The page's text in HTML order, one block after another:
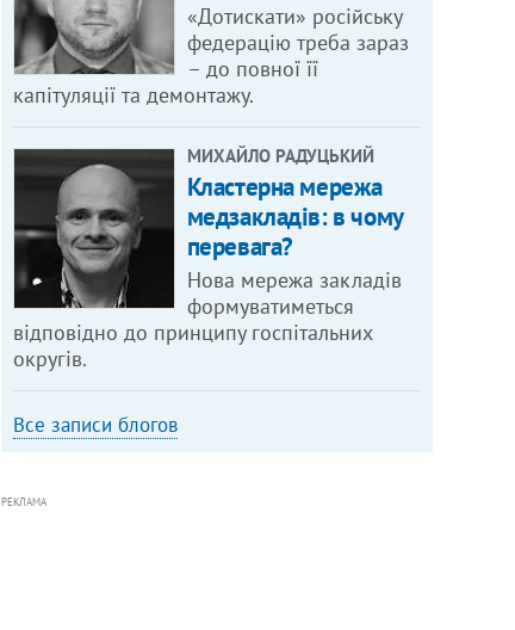
«Дотискати» російську
федерацію треба зараз
– до повної її
капітуляції та демонтажу.
МИХАЙЛО РАДУЦЬКИЙ
Кластерна мережа
медзакладів: в чому
перевага?
Нова мережа закладів
формуватиметься
відповідно до принципу госпітальних
округів.
Все записи блогов
РЕКЛАМА